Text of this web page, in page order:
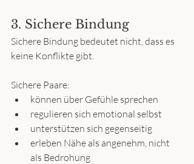
3. Sichere Bindung
Sichere Bindung bedeutet nicht, dass es
keine Konflikte gibt.
Sichere Paare:
können über Gefühle sprechen
regulieren sich emotional selbst
unterstützen sich gegenseitig
erleben Nähe als angenehm, nicht
als Bedrohung